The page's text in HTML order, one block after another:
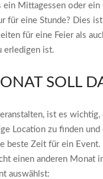
ein Mittagessen oder
für eine Stunde? Dies
für eine Feier als
erledigen ist.
SOLL
ist es
Location zu finden
beste Zeit für ein
einen anderen Monat
auswählst: